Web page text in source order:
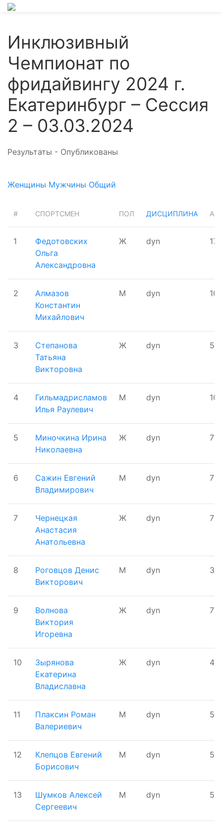
Инклюзивный
Чемпионат по
фридайвингу 2024 г.
Екатеринбург – Сессия
2 – 03.03.2024
Результаты - Опубликованы
Женщины Мужчины Общий
# СПОРТСМЕН ПОЛ ДИСЦИПЛИНА AP
1
Федотовских
Ольга
Александровна
Ж dyn 170
2
Алмазов
Константин
Михайлович
М dyn
3
Степанова
Татьяна
Викторовна
Ж dyn 50
4
Гильмадрисламов
Илья Раулевич
М dyn
5
Миночкина Ирина
Николаевна
Ж dyn 75
6
Сажин Евгений
Владимирович
М dyn 75
7
Чернецкая
Анастасия
Анатольевна
Ж dyn 75
8
Роговцов Денис
Викторович
М dyn 35
9
Волнова
Виктория
Игоревна
Ж dyn 75
10
Зырянова
Екатерина
Владиславна
Ж dyn 40
11
Плаксин Роман
Валериевич
М dyn 50
12
Клепцов Евгений
Борисович
М dyn 50
13
Шумков Алексей
Сергеевич
М dyn 50